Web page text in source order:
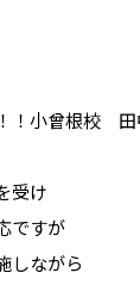
！小曾根校 田
受け
ですが
しながら